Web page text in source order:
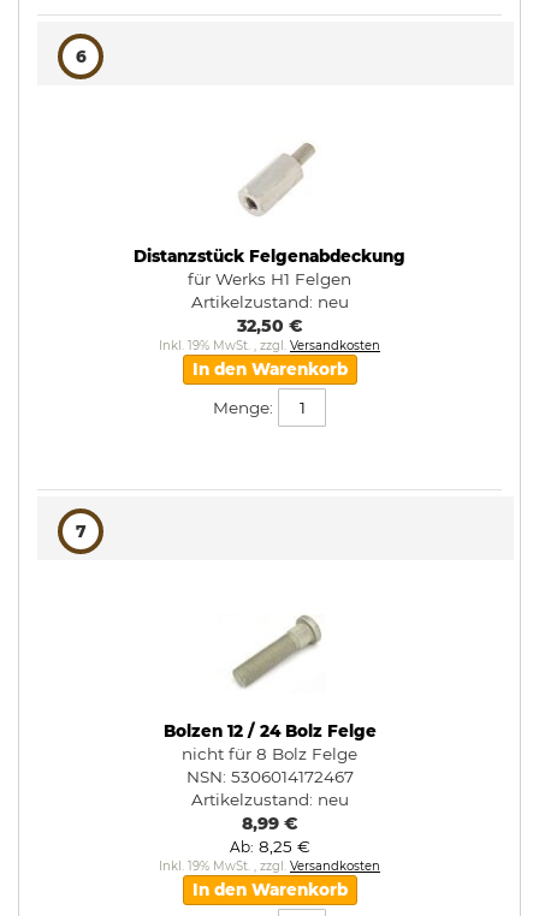
6
Distanzstück Felgenabdeckung
für Werks H1 Felgen
Artikelzustand: neu
32,50 €
Inkl. 19% MwSt. , zzgl. Versandkosten
In den Warenkorb
Menge:
7
Bolzen 12 / 24 Bolz Felge
nicht für 8 Bolz Felge
NSN: 5306014172467
Artikelzustand: neu
8,99 €
Ab 8,25 €
Inkl. 19% MwSt. , zzgl. Versandkosten
In den Warenkorb